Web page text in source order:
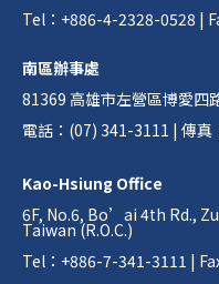
Tel：+886-4-2328-0528 |
南區辦事處
81369 高雄市左營區博愛四
電話：(07) 341-3111 | 傳
Kao-Hsiung Office
6F, No.6, Bo’ai 4th Rd.,
Taiwan (R.O.C.)
Tel：+886-7-341-3111 |